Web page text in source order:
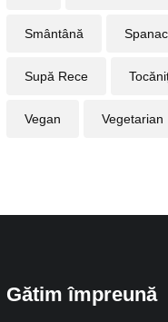
Smântână Spanac
Supă Rece
Vegan Vegetarian
Gătim împreună